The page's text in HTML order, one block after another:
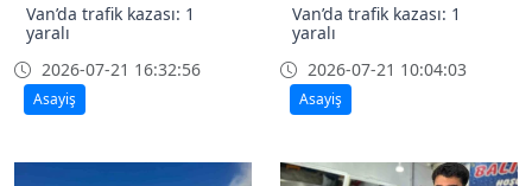
Van’da trafik kazası: 1
yaralı
2026-07-21 16:32:56
Asayiş
Van’da trafik kazası: 1
yaralı
2026-07-21 10:04:03
Asayiş